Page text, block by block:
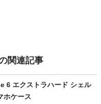
関連記事
6 エクストラハード シェル
スマホケース